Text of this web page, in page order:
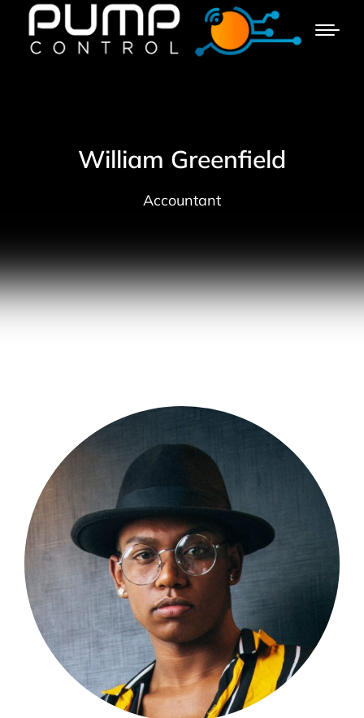
William Greenfield
Accountant